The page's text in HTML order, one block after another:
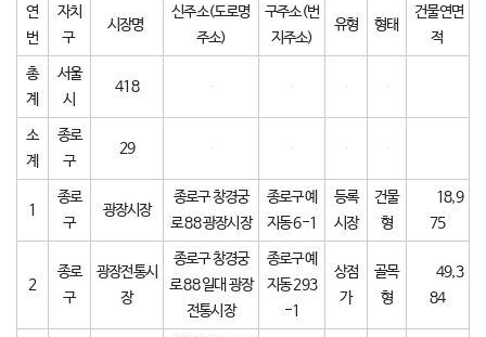
연
번
자치
구
시장명
신주소(도로명
주소)
구주소(번
지주소)
유형 형태
건물연면
적
총
계
서울
시
418
소
계
종로
구
29
1
종로
구
광장시장
종로구 창경궁
로 88 광장시장
종로구 예
지동 6-1
등록
시장
건물
형
18,9
75
2
종로
구
광장전통시
장
종로구 창경궁
로 88 일대 광장
전통시장
종로구 예
지동 293
-1
상점
가
골목
형
49,3
84